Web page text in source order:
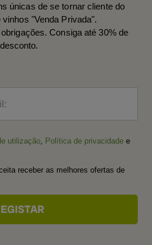
únicas de se tornar cliente do
"Venda Privada".
Consiga até 30% de
desconto.
utilização, Política de privacidade e
receber as melhores ofertas de